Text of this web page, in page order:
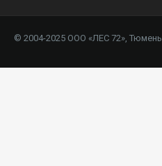
© 2004-2025 ООО «ЛЕС 72», Тюмень